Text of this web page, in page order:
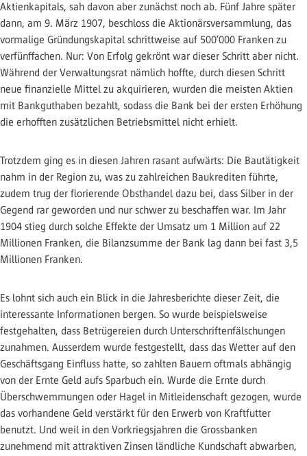
Aktienkapitals, sah davon aber zunächst noch ab. Fünf Jahre später
dann, am 9. März 1907, beschloss die Aktionärsversammlung, das
vormalige Gründungskapital schrittweise auf 500’000 Franken zu
verfünffachen. Nur: Von Erfolg gekrönt war dieser Schritt aber nicht.
Während der Verwaltungsrat nämlich hoffte, durch diesen Schritt
neue finanzielle Mittel zu akquirieren, wurden die meisten Aktien
mit Bankguthaben bezahlt, sodass die Bank bei der ersten Erhöhung
die erhofften zusätzlichen Betriebsmittel nicht erhielt.
Trotzdem ging es in diesen Jahren rasant aufwärts: Die Bautätigkeit
nahm in der Region zu, was zu zahlreichen Baukrediten führte,
zudem trug der florierende Obsthandel dazu bei, dass Silber in der
Gegend rar geworden und nur schwer zu beschaffen war. Im Jahr
1904 stieg durch solche Effekte der Umsatz um 1 Million auf 22
Millionen Franken, die Bilanzsumme der Bank lag dann bei fast 3,5
Millionen Franken.
Es lohnt sich auch ein Blick in die Jahresberichte dieser Zeit, die
interessante Informationen bergen. So wurde beispielsweise
festgehalten, dass Betrügereien durch Unterschriftenfälschungen
zunahmen. Ausserdem wurde festgestellt, dass das Wetter auf den
Geschäftsgang Einfluss hatte, so zahlten Bauern oftmals abhängig
von der Ernte Geld aufs Sparbuch ein. Wurde die Ernte durch
Überschwemmungen oder Hagel in Mitleidenschaft gezogen, wurde
das vorhandene Geld verstärkt für den Erwerb von Kraftfutter
benutzt. Und weil in den Vorkriegsjahren die Grossbanken
zunehmend mit attraktiven Zinsen ländliche Kundschaft abwarben,